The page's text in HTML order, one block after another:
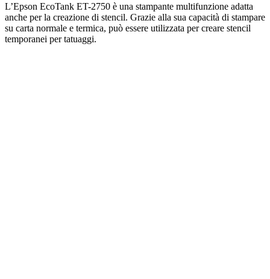
L’Epson EcoTank ET-2750 è una stampante multifunzione adatta
anche per la creazione di stencil. Grazie alla sua capacità di stampare
su carta normale e termica, può essere utilizzata per creare stencil
temporanei per tatuaggi.